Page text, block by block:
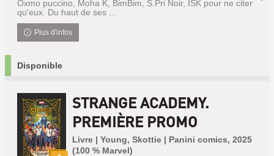
Oxmo puccino, Moha K, BimBim, S.Pri Noir, ISK pour ne citer
qu'eux. Du haut de ses ...
Plus d'infos
Disponible
STRANGE ACADEMY.
PREMIÈRE PROMO
Livre | Young, Skottie | Panini comics, 2025
(100 % Marvel)